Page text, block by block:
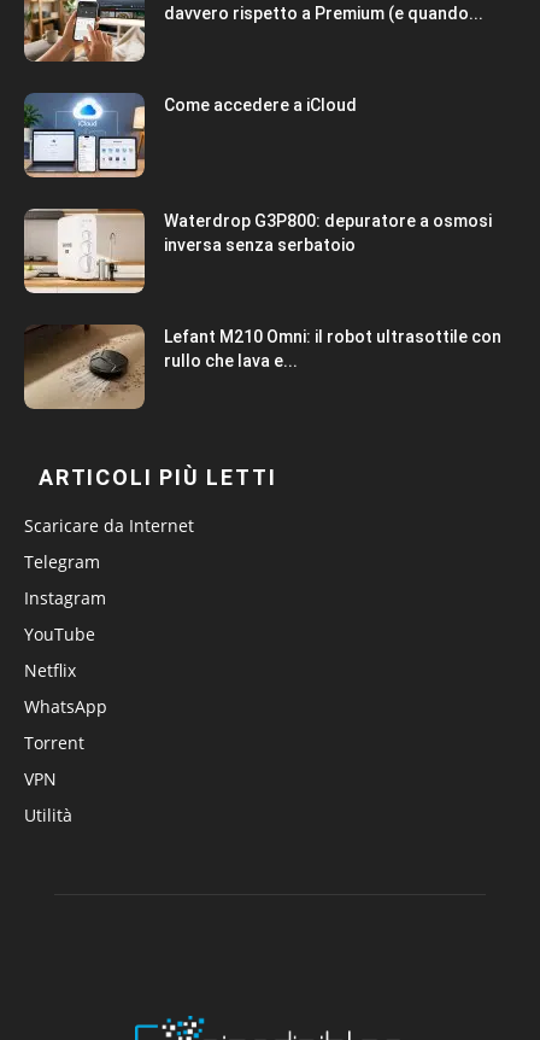
davvero rispetto a Premium (e quando...
Come accedere a iCloud
Waterdrop G3P800: depuratore a osmosi
inversa senza serbatoio
Lefant M210 Omni: il robot ultrasottile con
rullo che lava e...
ARTICOLI PIÙ LETTI
Scaricare da Internet
Telegram
Instagram
YouTube
Netflix
WhatsApp
Torrent
VPN
Utilità